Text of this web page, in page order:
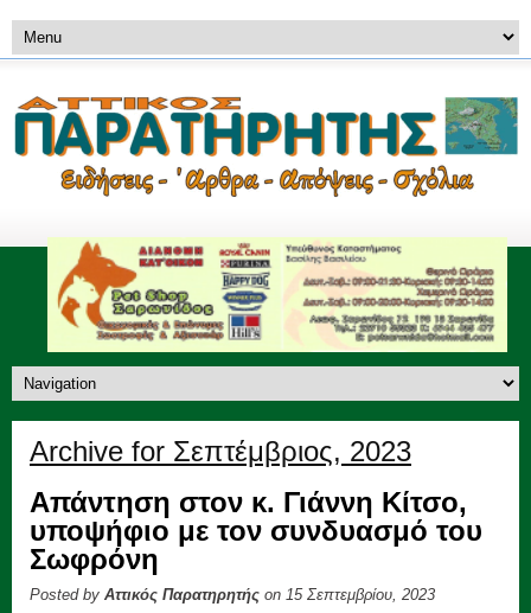
Archive for Σεπτέμβριος, 2023
Απάντηση στον κ. Γιάννη Κίτσο,
υποψήφιο με τον συνδυασμό του
Σωφρόνη
Posted by Αττικός Παρατηρητής on 15 Σεπτεμβρίου, 2023